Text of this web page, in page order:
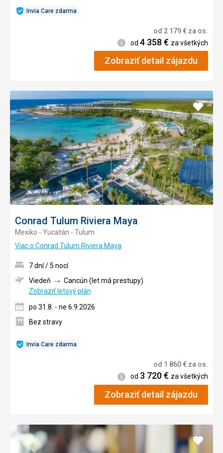
Invia Care zdarma
od 2 179€ za os.
Informácie
od 4 358 € za všetkých
Zobraziť detail zájazdu
Conrad Tulum Riviera Maya
Mexiko - Yucatán - Tulum
Viac o Conrad Tulum Riviera Maya
Pridať
do
Invia Care zdarma
7 dní / 5 nocí
Viedeň
Cancún (let má prestupy)
Zobraziť letový plán
po 31.8. - ne 6.9.2026
Bez stravy
od 1 860€ za os.
Informácie
od 3 720€ za všetkých
Zobraziť detail zájazdu
Pridať